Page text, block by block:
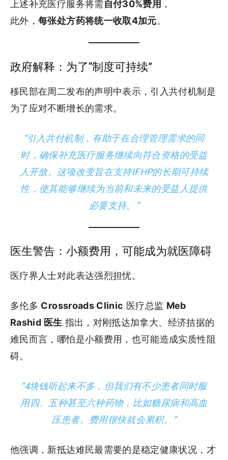
上述补充医疗服务将需自付30%费用 ，
此外，每张处方药将统一收取4加元。
政府解释：为了“制度可持续”
移民部在周二发布的声明中表示，引入共付机制是
为了应对不断增长的需求。
“引入共付机制，有助于在合理管理需求的同
时，确保补充医疗服务继续向符合资格的受益
人开放。这项改变旨在支持IFHP的长期可持续
性，使其能够继续为当前和未来的受益人提供
必要支持。”
医生警告：小额费用，可能成为就医障碍
医疗界人士对此表达强烈担忧。
多伦多 Crossroads Clinic 医疗总监 Meb
Rashid 医生 指出，对刚抵达加拿大、经济拮据的
难民而言，哪怕是小额费用，也可能造成实质性阻
碍。
“4块钱听起来不多，但我们有不少患者同时服
用四、五种甚至六种药物，比如糖尿病和高血
压患者。费用很快就会累积。”
他强调，新抵达难民最需要的是稳定健康状况，才